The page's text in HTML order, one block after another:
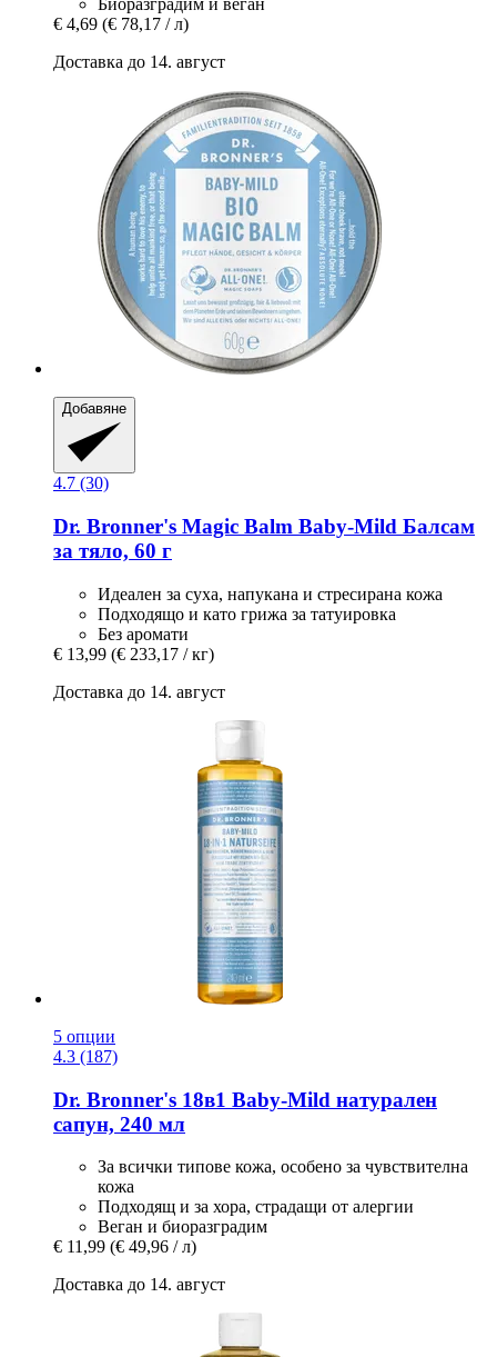
Биоразградим и веган
€ 4,69 (€ 78,17 / л)
Доставка до 14. август
Добавяне
4.7 (30)
Dr. Bronner's Magic Balm Baby-​Mild Балсам
за тяло, 60 г
Идеален за суха, напукана и стресирана кожа
Подходящо и като грижа за татуировка
Без аромати
€ 13,99 (€ 233,17 / кг)
Доставка до 14. август
5 опции
4.3 (187)
Dr. Bronner's 18в1 Baby-​Mild натурален
сапун, 240 мл
За всички типове кожа, особено за чувствителна
кожа
Подходящ и за хора, страдащи от алергии
Веган и биоразградим
€ 11,99 (€ 49,96 / л)
Доставка до 14. август